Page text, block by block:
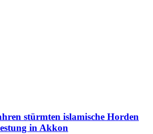
stürmten islamische Horden
in Akkon